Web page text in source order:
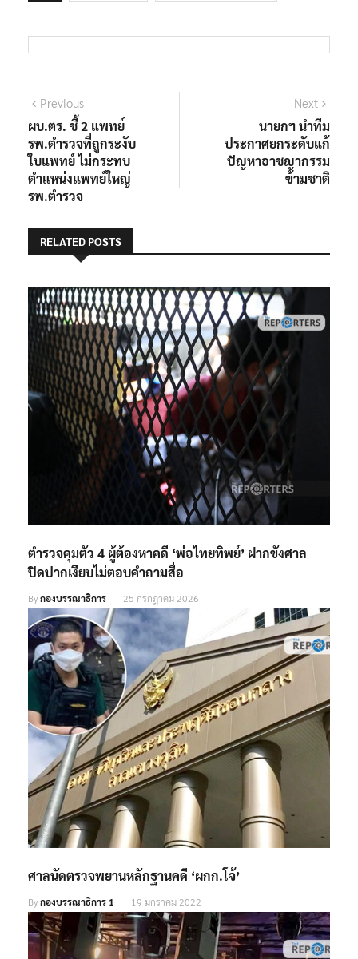
แนะแนว
เรื่อง
Previous
post:
ผบ.ตร. ชี้ 2 แพทย์
รพ.ตำรวจที่ถูกระงับ
ใบแพทย์ ไม่กระทบ
ตำแหน่งแพทย์ใหญ่
รพ.ตำรวจ
Next
นายกฯ นำทีม
ประกาศยกระดับแก้
ปัญหาอาชญากรรม
ข้ามชาติ
RELATED POSTS
ตำรวจคุมตัว 4 ผู้ต้องหาคดี ‘พ่อไทยทิพย์’ ฝากขังศาล
ปิดปากเงียบไม่ตอบคำถามสื่อ
Byกองบรรณาธิการ 25 กรกฎาคม 2026
ศาลนัดตรวจพยานหลักฐานคดี ‘ผกก.โจ้’
Byกองบรรณาธิการ 1 19 มกราคม 2022